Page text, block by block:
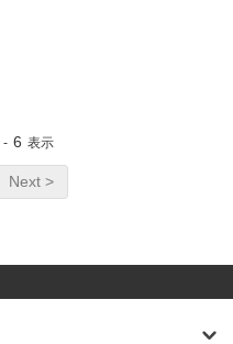
- 6 表示
Next >